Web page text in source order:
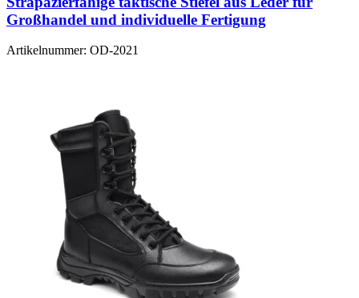
Großhandel und individuelle Fertigung
Artikelnummer: OD-2021